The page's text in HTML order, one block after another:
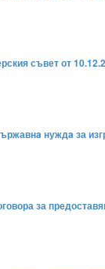
съвет от
нуждa за
за